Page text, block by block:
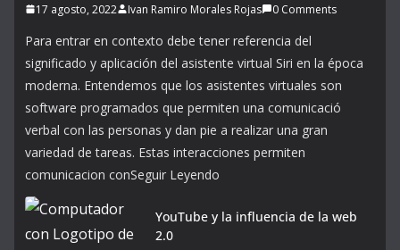
17 agosto, 2022 Ivan Ramiro Morales Rojas 0 Comments
Para entrar en contexto debe tener referencia del
significado y aplicación del asistente virtual Siri en la época
moderna. Entendemos que los asistentes virtuales son
software programados que permiten una comunicació
verbal con las personas y dan pie a realizar una gran
variedad de tareas. Estas interacciones permiten
comunicacion conSeguir Leyendo
YouTube y la influencia de la web
2.0